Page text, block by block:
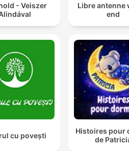
- Veiszer
Libre antenne
end
cu povești
Histoires pour
de